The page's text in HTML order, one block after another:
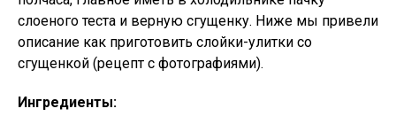
слоеного теста и верную сгущенку. Ниже мы привели
описание как приготовить слойки-улитки со
сгущенкой (рецепт с фотографиями).
Ингредиенты: